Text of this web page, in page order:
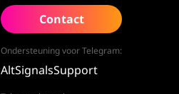
Contact
Ondersteuning voor Telegram:
AltSignalsSupport